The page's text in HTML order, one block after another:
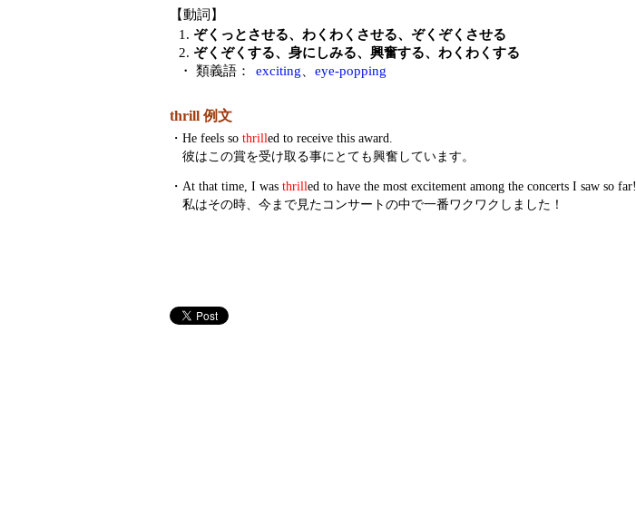
【動詞】
1. ぞくっとさせる、わくわくさせる、ぞくぞくさせる
2. ぞくぞくする、身にしみる、興奮する、わくわくする
・ 類義語：
exciting eye-popping
thrill 例文
・ He feels so thrilled to receive this award.
彼はこの賞を受け取る事にとても興奮しています。
・ At that time, I was thrilled to have the most excitement among the concerts I saw so far!
私はその時、今まで見たコンサートの中で一番ワクワクしました！